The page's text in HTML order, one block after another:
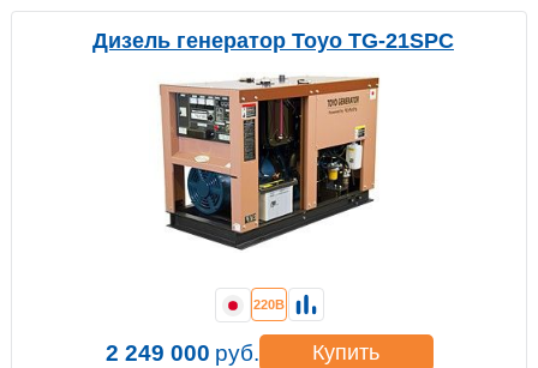
Дизель генератор Toyo TG-21SPC
220В
2 249 000 руб. Купить